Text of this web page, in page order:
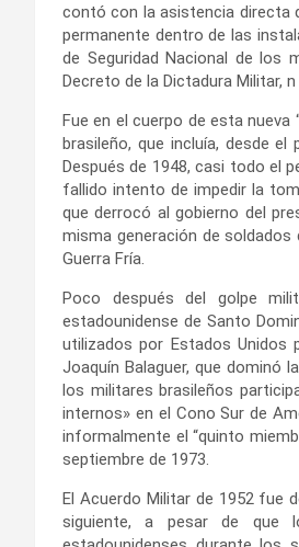
contó con la asistencia directa
permanente dentro de las
de Seguridad Nacional de los
Decreto de la Dictadura Militar, n
Fue en el cuerpo de esta nueva
brasileño, que incluía, desde
Después de 1948, casi todo el
fallido intento de impedir la
que derrocó al gobierno del
misma generación de
Guerra Fría.
Poco después del golpe
estadounidense de Santo
utilizados por Estados Unidos
Joaquín Balaguer, que dominó
los militares brasileños
internos» en el Cono Sur de
informalmente el “quinto
septiembre de 1973.
El Acuerdo Militar de 1952 fue
siguiente, a pesar de que